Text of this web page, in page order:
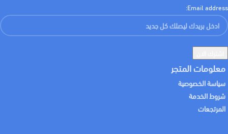
WATT
3 w
Email address:
معلومات المتجر
سياسة الخصوصية
شروط الخدمة
المرتجعات